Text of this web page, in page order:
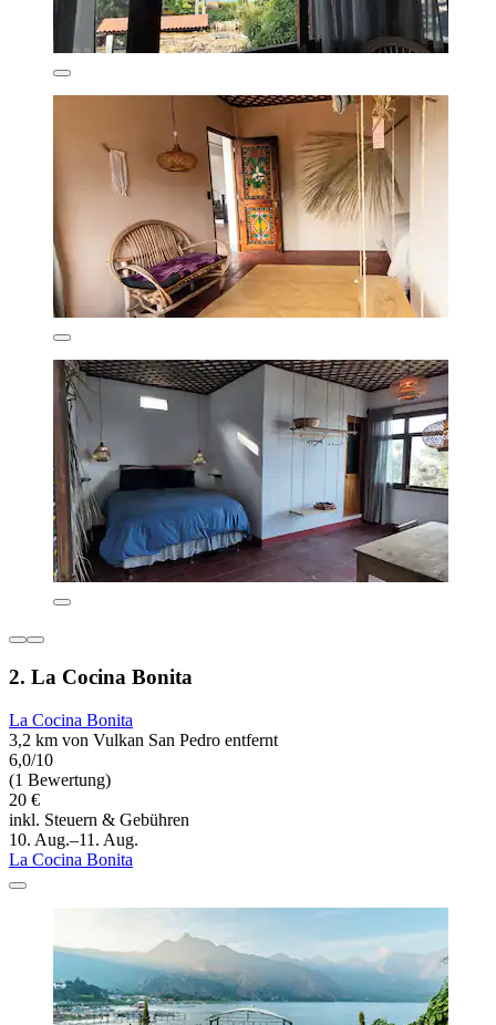
2. La Cocina Bonita
La Cocina Bonita
3,2 km von Vulkan San Pedro entfernt
6,0/10
(1 Bewertung)
20 €
inkl. Steuern & Gebühren
10. Aug.–11. Aug.
La Cocina Bonita